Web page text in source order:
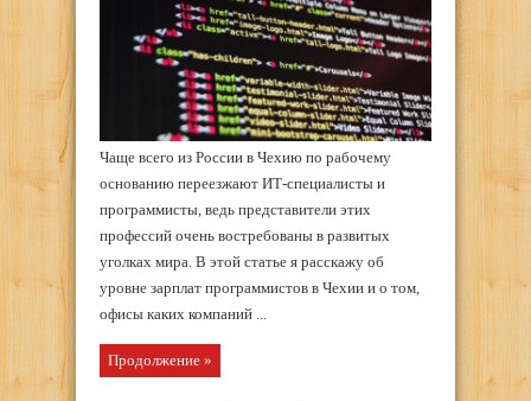
Чаще всего из России в Чехию по рабочему
основанию переезжают ИТ-специалисты и
программисты, ведь представители этих
профессий очень востребованы в развитых
уголках мира. В этой статье я расскажу об
уровне зарплат программистов в Чехии и о том,
офисы каких компаний ...
Продолжение »